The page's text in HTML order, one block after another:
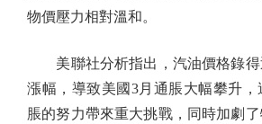
物價壓力相對溫和。
美聯社分析指出，汽油價格錄得
漲幅，導致美國3月通脹大幅攀升，
脹的努力帶來重大挑戰，同時加劇